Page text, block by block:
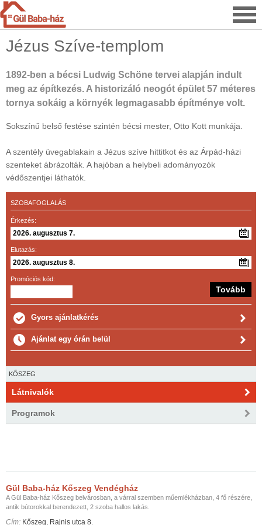
Jézus Szíve-templom
1892-ben a bécsi Ludwig Schöne tervei alapján indult
meg az építkezés. A historizáló neogót épület 57 méteres
tornya sokáig a környék legmagasabb építménye volt.
Sokszínű belső festése szintén bécsi mester, Otto Kott munkája.
A szentély üvegablakain a Jézus szíve hittitkot és az Árpád-házi
szenteket ábrázolták. A hajóban a helybeli adományozók
védőszentjei láthatók.
SZOBAFOGLALÁS
Érkezés:
Elutazás:
Promóciós kód:
Gyors ajánlatkérés
Ajánlat egy órán belül
KŐSZEG
Látnivalók
Programok
Gül Baba-ház Kőszeg Vendégház
A Gül Baba-ház Kőszeg belvárosban, a várral szemben műemlékházban, 4 fő részére,
antik bútorokkal berendezett, 2 szoba hallos lakás.
Cím: Kőszeg, Rajnis utca 8.